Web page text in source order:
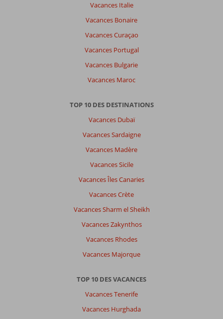
Vacances Italie
Vacances Bonaire
Vacances Curaçao
Vacances Portugal
Vacances Bulgarie
Vacances Maroc
TOP 10 DES DESTINATIONS
Vacances Dubaï
Vacances Sardaigne
Vacances Madère
Vacances Sicile
Vacances Îles Canaries
Vacances Crète
Vacances Sharm el Sheikh
Vacances Zakynthos
Vacances Rhodes
Vacances Majorque
TOP 10 DES VACANCES
Vacances Tenerife
Vacances Hurghada